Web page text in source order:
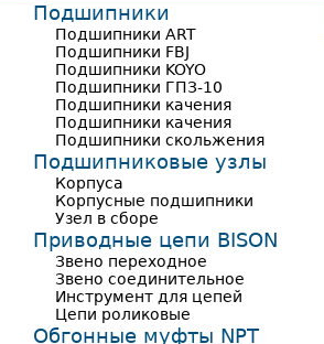
Подшипники
Подшипники ART
Подшипники FBJ
Подшипники KOYO
Подшипники ГПЗ-10
Подшипники качения
Подшипники качения
Подшипники скольжения
Подшипниковые узлы
Корпуса
Корпусные подшипники
Узел в сборе
Приводные цепи BISON
Звено переходное
Звено соединительное
Инструмент для цепей
Цепи роликовые
Обгонные муфты NPT